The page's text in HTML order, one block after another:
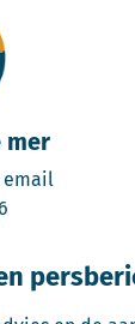
mer
email